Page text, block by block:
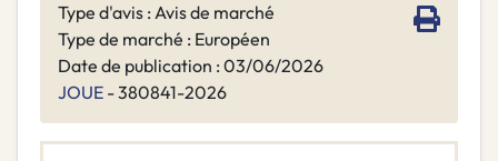
Type d'avis : Avis de marché
Type de marché : Européen
Date de publication : 03/06/2026
JOUE - 380841-2026